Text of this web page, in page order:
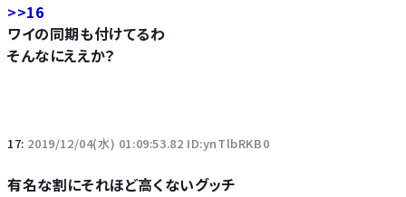
>>16
ワイの同期も付けてるわ
そんなにええか？
17: 2019/12/04(水) 01:09:53.82 ID:ynTlbRKB0
有名な割にそれほど高くないグッチ